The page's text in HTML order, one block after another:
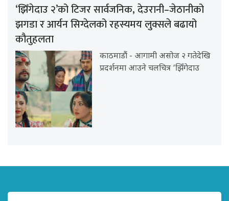
‘झिँगेदाउ २’को टिजर सार्वजनिक, देउरानी–जेठानीको
झगडा र आर्यन सिग्देलको रहस्यमय लुक्सले बढायो
कौतुहलता
काठमाडौं - आगामी असोज २ गतेदेखि
प्रदर्शनमा आउने चलचित्र ‘झिँगेदाउ